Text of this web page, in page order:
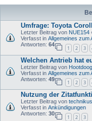
Umfrage: Toyota
Letzter Beitrag von NUE154
Verfasst in Allgemeines zum
Antworten: 64
1 2 3
Welchen Antrieb hat
Letzter Beitrag von Hootdoog
Verfasst in Allgemeines zum
Antworten: 49
1 2 3
Nutzung der
Letzter Beitrag von technikus
Verfasst in Ankündigungen
Antworten: 30
1 2 3